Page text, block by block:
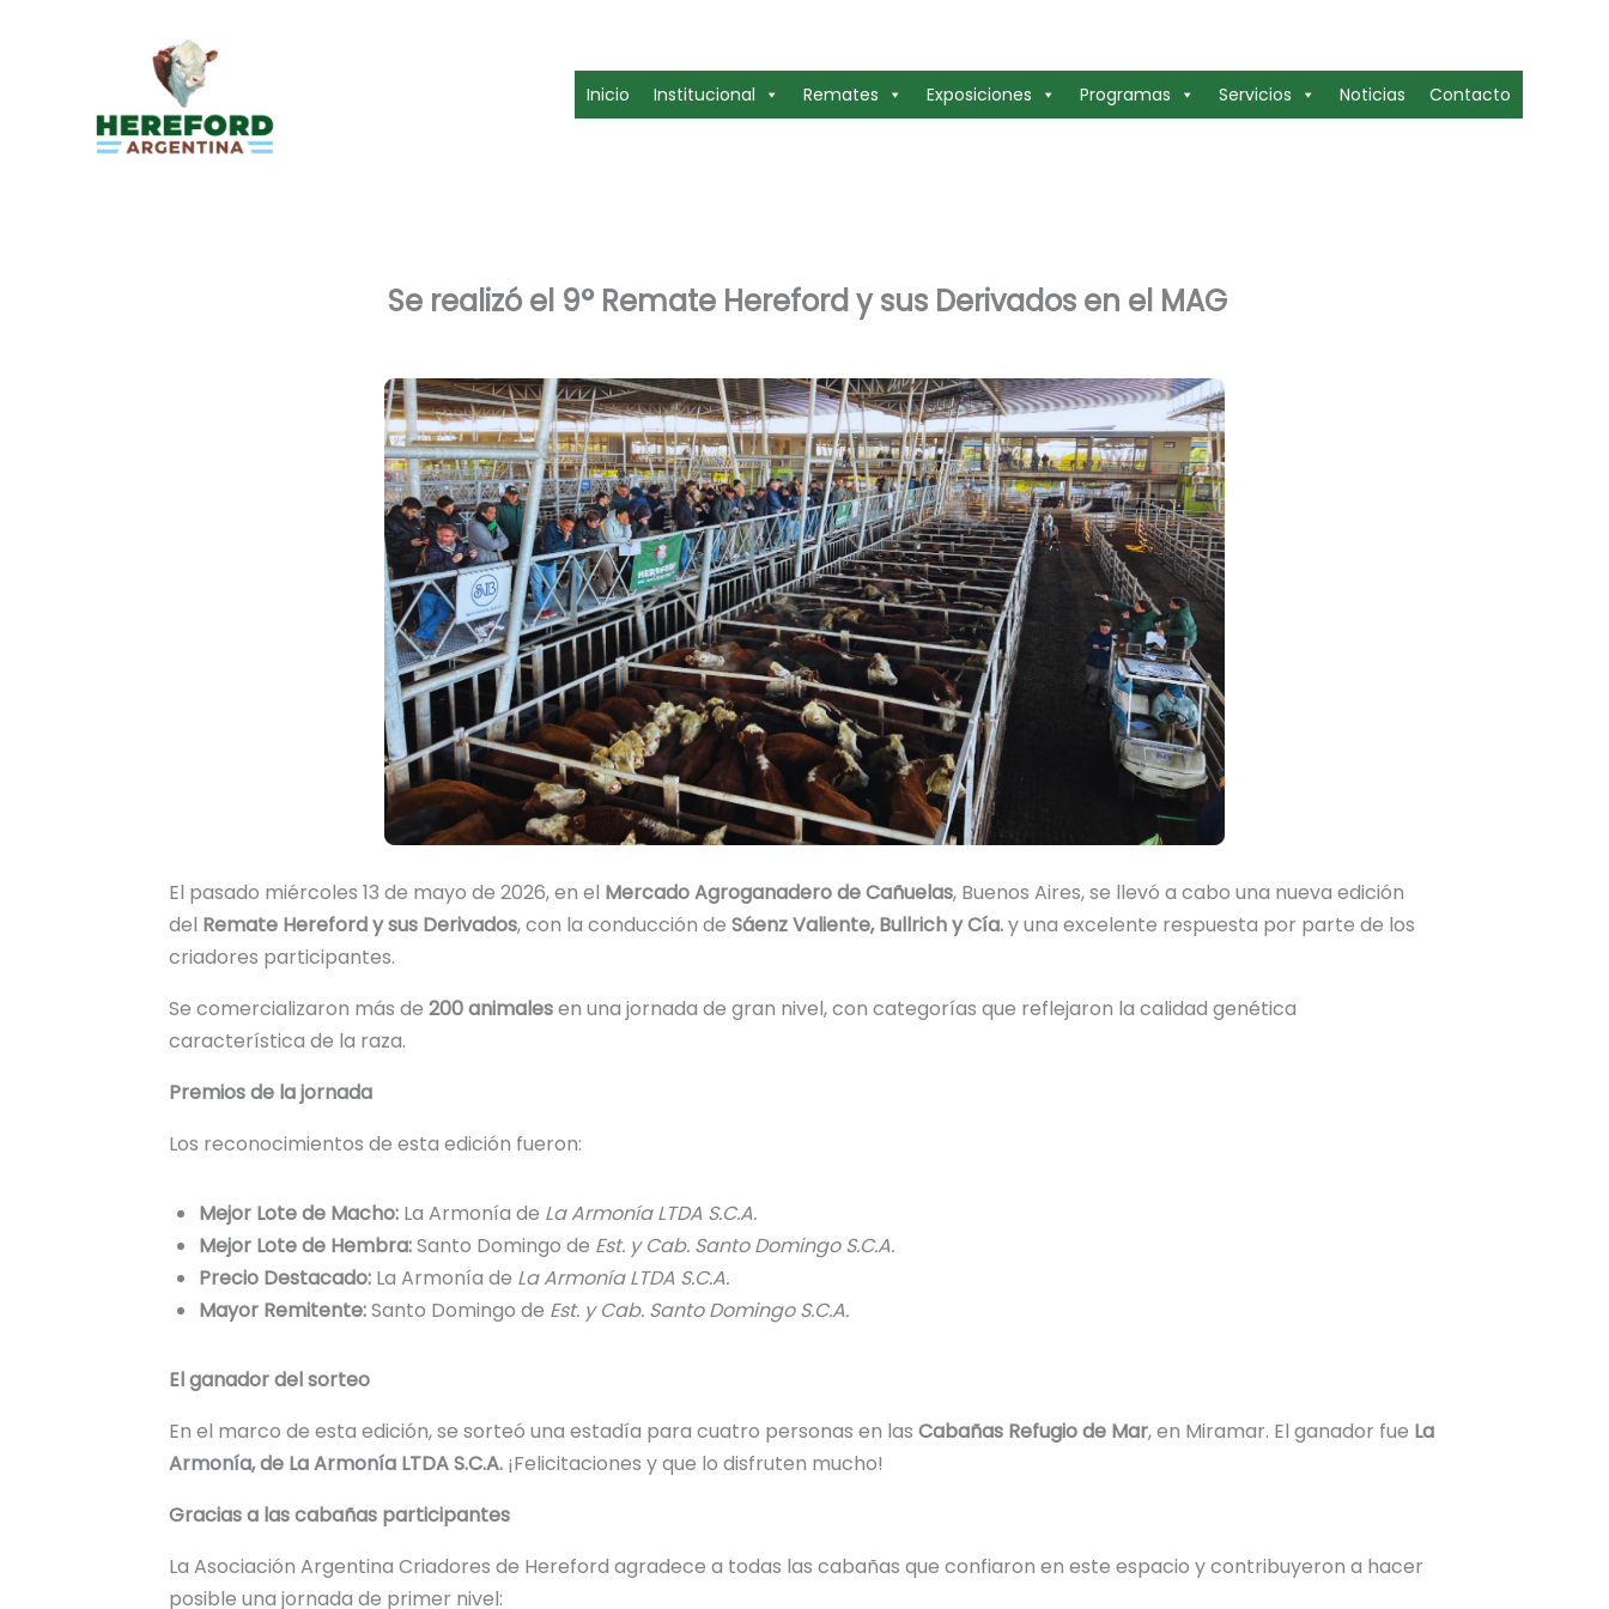
Inicio Institucional Remates Exposiciones Programas Servicios Noticias Contacto
Se realizó el 9° Remate Hereford y sus Derivados en el MAG
El pasado miércoles 13 de mayo de 2026, en el Mercado Agroganadero de Cañuelas, Buenos Aires, se llevó a cabo una nueva edición
del Remate Hereford y sus Derivados, con la conducción de Sáenz Valiente, Bullrich y Cía.y una excelente respuesta por parte de los
criadores participantes.
Se comercializaron más de 200 animalesen una jornada de gran nivel, con categorías que reflejaron la calidad genética
característica de la raza.
Premios de la jornada
Los reconocimientos de esta edición fueron:
Mejor Lote de Macho: La Armonía de La Armonía LTDA S.C.A.
Mejor Lote de Hembra:Santo Domingo de Est. y Cab. Santo Domingo S.C.A.
Precio Destacado: La Armonía de La Armonía LTDA S.C.A.
Mayor Remitente:Santo Domingo de Est. y Cab. Santo Domingo S.C.A.
El ganador del sorteo
En el marco de esta edición, se sorteó una estadía para cuatro personas en las Cabañas Refugio de Mar, en Miramar. El ganador fue La
Armonía, de La Armonía LTDA S.C.A. ¡Felicitaciones y que lo disfruten mucho!
Gracias a las cabañas participantes
La Asociación Argentina Criadores de Hereford agradece a todas las cabañas que confiaron en este espacio y contribuyeron a hacer
posible una jornada de primer nivel: